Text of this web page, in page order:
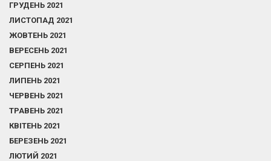
ГРУДЕНЬ 2021
ЛИСТОПАД 2021
ЖОВТЕНЬ 2021
ВЕРЕСЕНЬ 2021
СЕРПЕНЬ 2021
ЛИПЕНЬ 2021
ЧЕРВЕНЬ 2021
ТРАВЕНЬ 2021
КВІТЕНЬ 2021
БЕРЕЗЕНЬ 2021
ЛЮТИЙ 2021